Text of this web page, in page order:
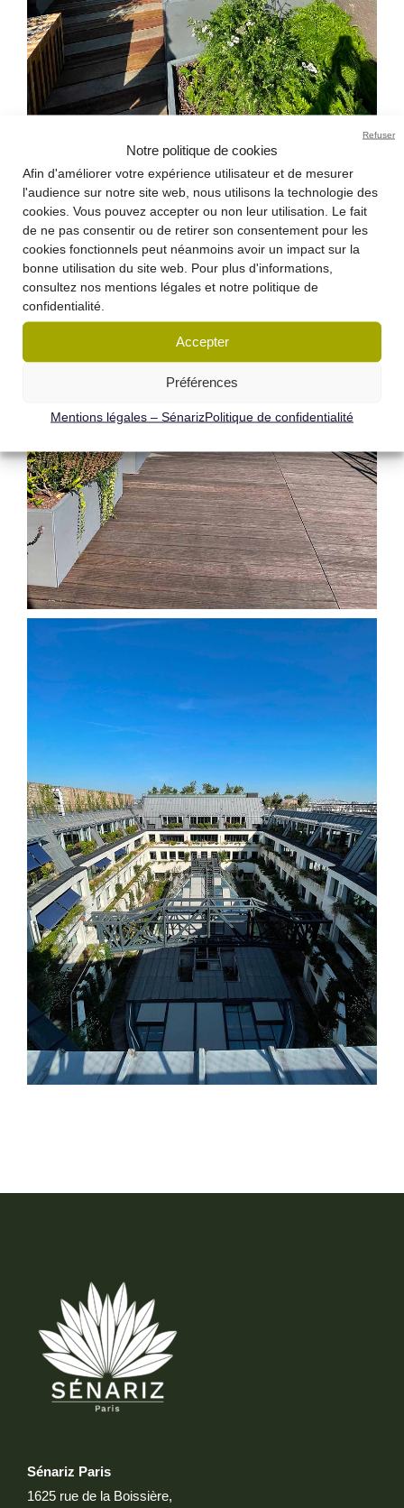
Notre politique de cookies
Afin d'améliorer votre expérience utilisateur et de mesurer
l'audience sur notre site web, nous utilisons la technologie des
cookies. Vous pouvez accepter ou non leur utilisation. Le fait
de ne pas consentir ou de retirer son consentement pour les
cookies fonctionnels peut néanmoins avoir un impact sur la
bonne utilisation du site web. Pour plus d'informations,
consultez nos mentions légales et notre politique de
confidentialité.
Accepter
Refuser
Préférences
Mentions légales – SénarizPolitique de confidentialité
Sénariz Paris
1625 rue de la Boissière,